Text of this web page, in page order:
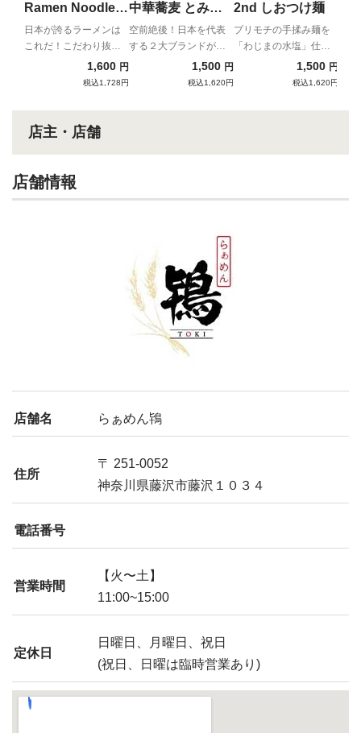
Ramen Noodle
Lab Q 本醸造醤油
らぁ麺
日本が誇るラーメンは
これだ！こだわり抜い
た醤油ラーメン1,600 円
税込1,728円
中華蕎麦 とみ田
ブタカスアブラソ
バ (TOKYO-X極悪
空前絶後！日本を代表
する２大ブランドが夢
1,500 円
税込1,620円
2nd しおつけ麺
プリモチの手揉み麺を
「わじまの水塩」仕立
ての昆布水と啜る！
1,500 円
税込1,620円
店主・店舗
店舗情報
店舗名 らぁめん鴇
住所
〒 251-0052
神奈川県藤沢市藤沢１０３４
電話番号
営業時間
【火〜土】
11:00~15:00
定休日
日曜日、月曜日、祝日
(祝日、日曜は臨時営業あり)